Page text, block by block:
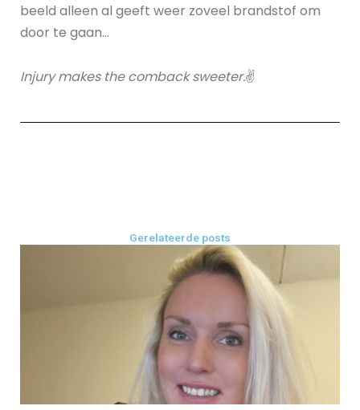
beeld alleen al geeft weer zoveel brandstof om
door te gaan…
Injury makes the comback sweeter.✌
Gerelateerde posts